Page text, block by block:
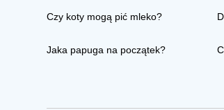
Czy koty mogą pić mleko?
Jaka papuga na początek?